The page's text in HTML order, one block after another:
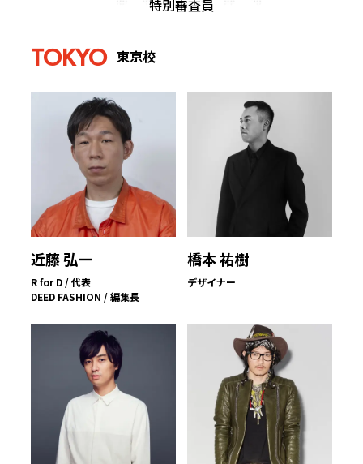
特別審査員
TOKYO 東京校
近藤 弘一
R for D / 代表
DEED FASHION / 編集長
橋本 祐樹
デザイナー